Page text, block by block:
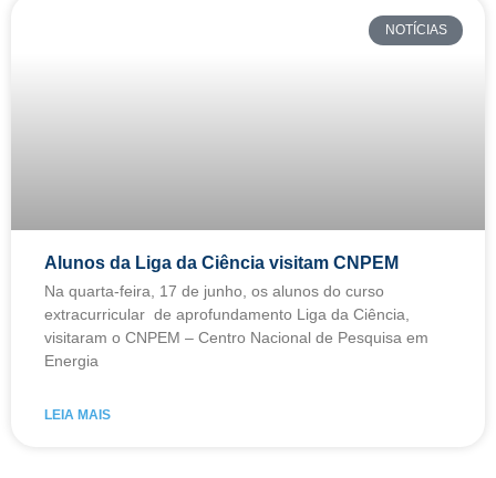
NOTÍCIAS
Alunos da Liga da Ciência visitam CNPEM
Na quarta-feira, 17 de junho, os alunos do curso
extracurricular de aprofundamento Liga da Ciência,
visitaram o CNPEM – Centro Nacional de Pesquisa em
Energia
LEIA MAIS